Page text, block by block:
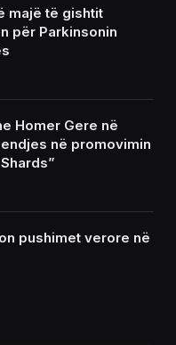
majë të gishtit
për Parkinsonin
Homer Gere në
në promovimin
pushimet verore në